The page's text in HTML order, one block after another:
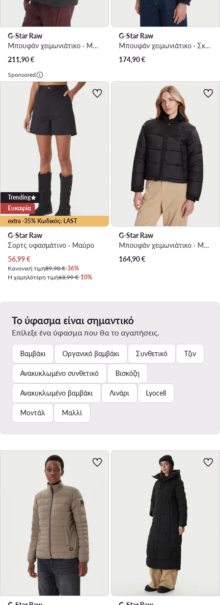
G-Star Raw
Μπουφάν χειμωνιάτικο · Μαύρο
211,90€
G-Star Raw
Μπουφάν χειμωνιάτικο · Σκούρο μπλε
174,90€
Sponsored
extra -35% Κωδικός: LAST
Trending
Ευκαιρία
G-Star Raw
Σορτς υφασμάτινο · Μαύρο
Τρέχουσα τιμή
56,99€
Κανονική τιμή89,90 €-36%
Η χαμηλότερη τιμή63,99 €-10%
G-Star Raw
Μπουφάν χειμωνιάτικο · Μαύρο
164,90€
Το ύφασμα είναι σημαντικό
Επίλεξε ένα ύφασμα που θα το αγαπήσεις.
Βαμβάκι Οργανικό βαμβάκι Συνθετικό Τζιν
Ανακυκλωμένο συνθετικό Βισκόζη
Ανακυκλωμένο βαμβάκι Λινάρι Lyocell
Μοντάλ Μαλλί